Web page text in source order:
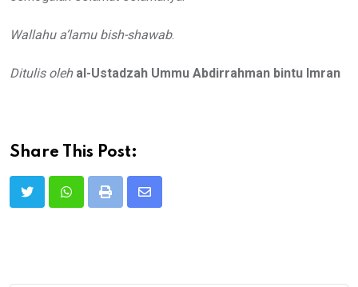
Wallahu a’lamu bish-shawab.
Ditulis oleh al-Ustadzah Ummu Abdirrahman bintu Imran
Share This Post:
Print
Share